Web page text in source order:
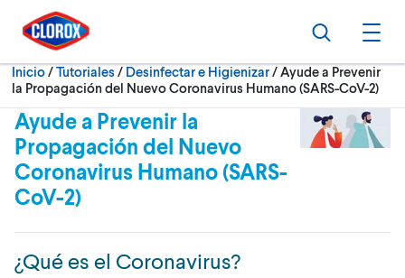
Ir al Menú principal
Ir a Contenido
Ir al Pie de página
Buscar
Inicio/Tutoriales Desinfectar e Higienizar Actualmente:
Ayude a Prevenir
la Propagación del Nuevo Coronavirus Humano (SARS-CoV-2)
Ayude a Prevenir la
Propagación del Nuevo
Coronavirus Humano (SARS-
CoV-2)
¿Qué es el Coronavirus?